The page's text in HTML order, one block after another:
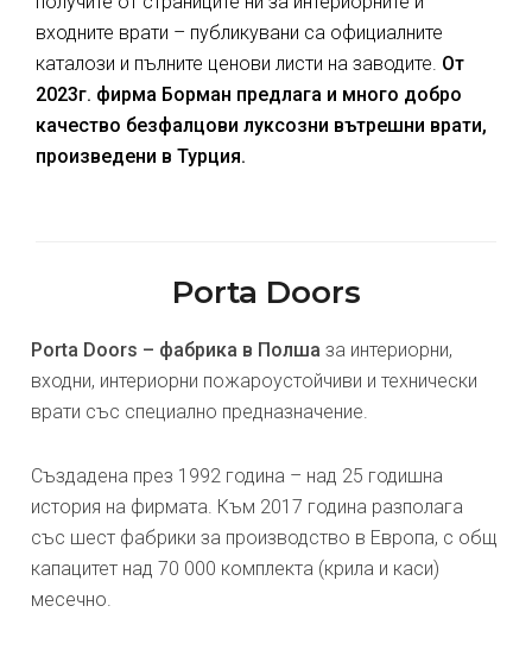
входните врати – публикувани са официалните
каталози и пълните ценови листи на заводите. От
2023г. фирма Борман предлага и много добро
качество безфалцови луксозни вътрешни врати,
произведени в Турция.
Porta Doors
Porta Doors – фабрика в Полша за интериорни,
входни, интериорни пожароустойчиви и технически
врати със специално предназначение.
Създадена през 1992 година – над 25 годишна
история на фирмата. Към 2017 година разполага
със шест фабрики за производство в Европа, с общ
капацитет над 70 000 комплекта (крила и каси)
месечно.